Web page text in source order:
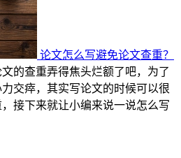
论文怎么写避免论文查重？
的查重弄得焦头烂额了吧，为了
交瘁，其实写论文的时候可以很
接下来就让小编来说一说怎么写